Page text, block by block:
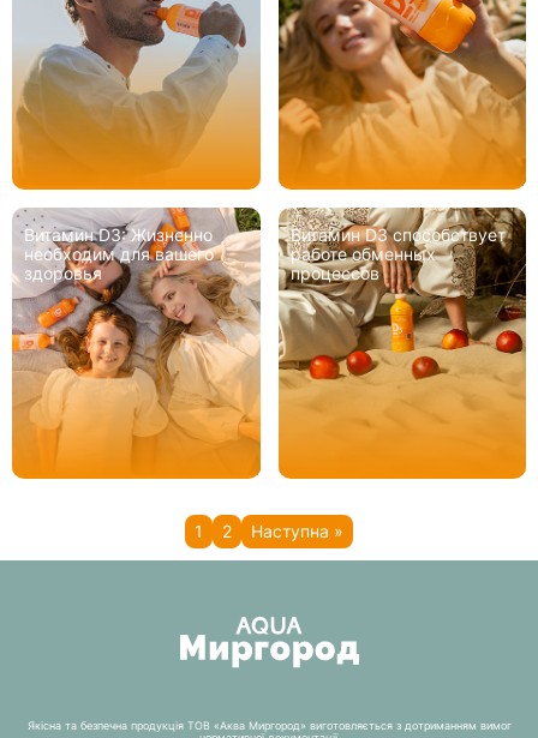
Витамин D3: Жизненно
необходим для вашего
здоровья
Витамин D3 способствует
работе обменных
процессов
1 2 Наступна »
Якісна та безпечна продукція ТОВ «Аква Миргород» виготовляється з дотриманням вимог